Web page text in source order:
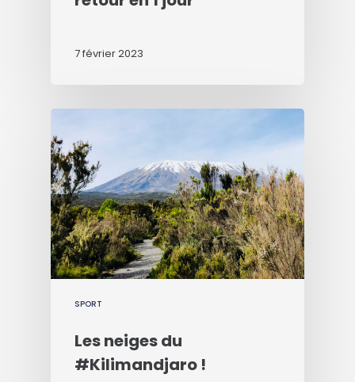
7 février 2023
SPORT
Les neiges du
#Kilimandjaro !